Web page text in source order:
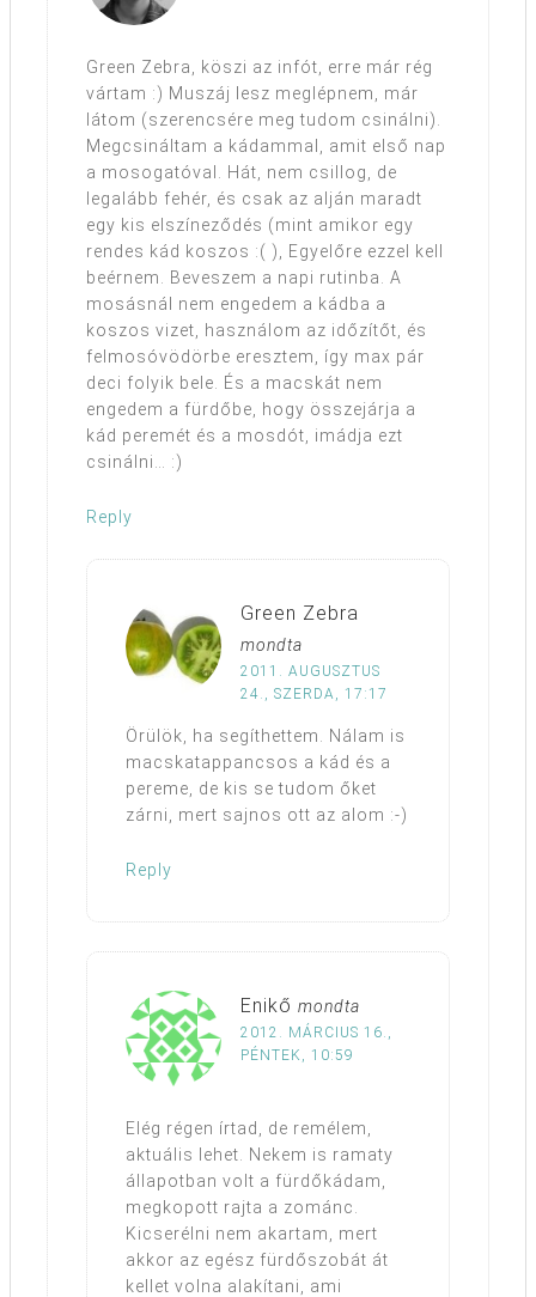
Green Zebra, köszi az infót, erre már rég
vártam :) Muszáj lesz meglépnem, már
látom (szerencsére meg tudom csinálni).
Megcsináltam a kádammal, amit első nap
a mosogatóval. Hát, nem csillog, de
legalább fehér, és csak az alján maradt
egy kis elszíneződés (mint amikor egy
rendes kád koszos :( ), Egyelőre ezzel kell
beérnem. Beveszem a napi rutinba. A
mosásnál nem engedem a kádba a
koszos vizet, használom az időzítőt, és
felmosóvödörbe eresztem, így max pár
deci folyik bele. És a macskát nem
engedem a fürdőbe, hogy összejárja a
kád peremét és a mosdót, imádja ezt
csinálni… :)
Reply
Green Zebra
mondta
2011. AUGUSZTUS
24., SZERDA, 17:17
Örülök, ha segíthettem. Nálam is
macskatappancsos a kád és a
pereme, de kis se tudom őket
zárni, mert sajnos ott az alom :-)
Reply
Enikő mondta
2012. MÁRCIUS 16.,
PÉNTEK, 10:59
Elég régen írtad, de remélem,
aktuális lehet. Nekem is ramaty
állapotban volt a fürdőkádam,
megkopott rajta a zománc.
Kicserélni nem akartam, mert
akkor az egész fürdőszobát át
kellet volna alakítani, ami